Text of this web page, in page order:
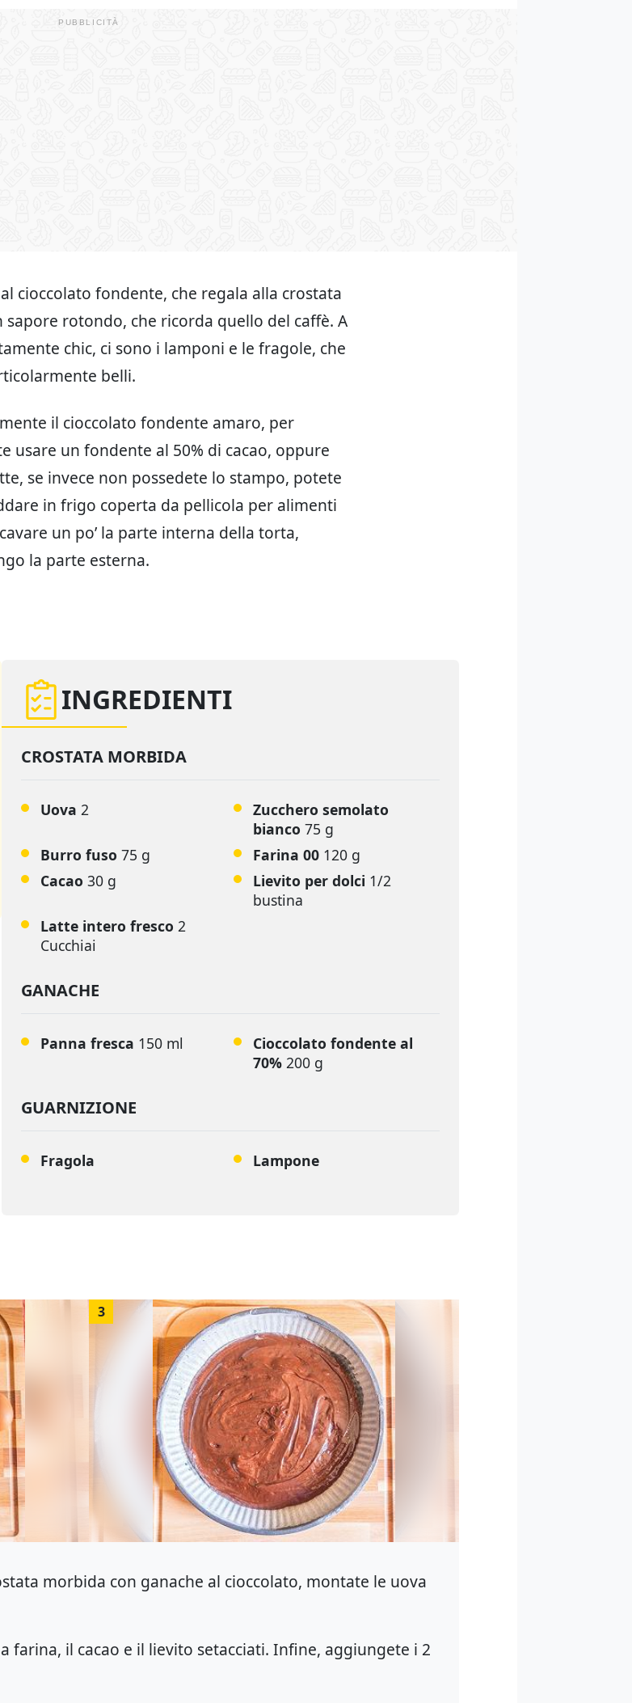
cioccolato fondente, che regala alla crostata
rotondo, che ricorda quello del caffè. A
chic, ci sono i lamponi e le fragole, che
belli.
il cioccolato fondente amaro, per
usare un fondente al 50% di cacao, oppure
se invece non possedete lo stampo, potete
in frigo coperta da pellicola per alimenti
un po’ la parte interna della torta,
la parte esterna.
INGREDIENTI
CROSTATA MORBIDA
Uova 2
Zucchero semolato
bianco 75 g
Burro fuso 75 g Farina 00 120 g
Cacao 30 g Lievito per dolci 1/2
bustina
Latte intero fresco 2
Cucchiai
GANACHE
Panna fresca 150 ml
Cioccolato fondente al
70% 200 g
GUARNIZIONE
Fragola Lampone
3
morbida con ganache al cioccolato, montate le uova
il cacao e il lievito setacciati. Infine, aggiungete i 2